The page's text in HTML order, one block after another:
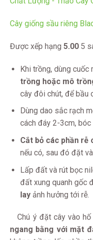
Cây giống sầu riêng
Được xếp hạng 5.00 5
Khi trồng, dùng cuốc
trồng hoặc mô
cây đôi chút, để bầu
Dùng dao sắc rạch
cách đáy 2-3cm,
Cắt bỏ các phần rễ
nếu có, sau đó đặt
Lấp đất và rút bọc
đất xung quanh gốc
layảnh hưởng tới rễ.
Chú ý đặt cây vào hố
ngang bằng với mặt